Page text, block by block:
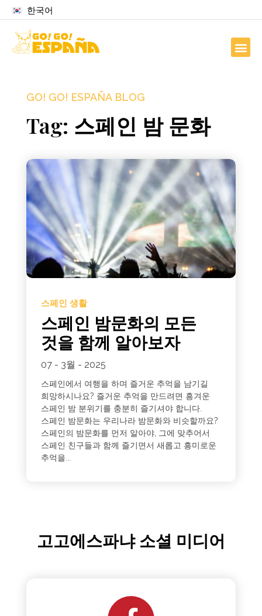
한국어
GO! GO! ESPAÑA BLOG
Tag: 스페인 밤 문화
스페인 생활
스페인 밤문화의 모든
것을 함께 알아보자
07 - 3월 - 2025
스페인에서 여행을 하며 즐거운 추억을 남기길
희망하시나요? 즐거운 추억을 만드려면 흥겨운
스페인 밤 분위기를 충분히 즐기셔야 합니다.
스페인 밤문화는 우리나라 밤문화와 비슷할까요?
스페인의 밤문화를 먼저 알아야, 그에 맞추어서
스페인 친구들과 함께 즐기면서 새롭고 흥미로운
추억을...
고고에스파냐 소셜 미디어